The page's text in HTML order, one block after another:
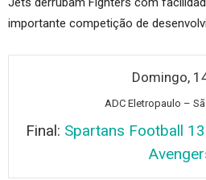
importante competição de
Domingo,
ADC Eletropaulo –
Final: Spartans Football